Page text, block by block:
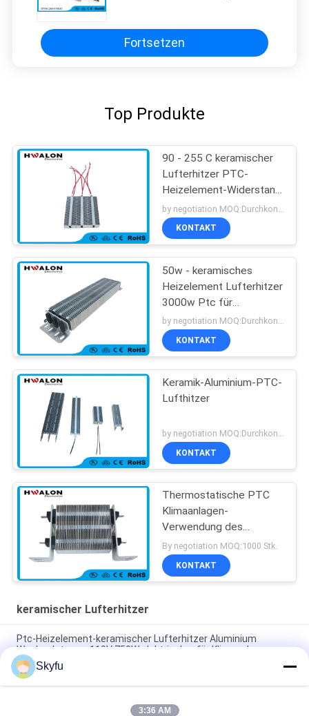
Fortsetzen
Top Produkte
90 - 255 C keramischer
Lufterhitzer PTC-
Heizelement-Widerstand
für Klimaanlage
KONTAKT
50w - keramisches
Heizelement Lufterhitzer
3000w Ptc für
Handtrockner-Heizlüfterby negotiation MOQ:Durchkontaktierung
KONTAKT
Keramik-Aluminium-PTC-
Lufthitzer
by negotiation MOQ:Durchkontaktierung
KONTAKT
Thermostatische PTC
Klimaanlagen-
Verwendung des
elektrische Heizungs-
Ventilator-Heizelement-
380V
By negotiation MOQ:1000 Stk.
KONTAKT
keramischer Lufterhitzer
Ptc-Heizelement-keramischer Lufterhitzer Aluminium
Wechselstroms 110V 750W elektrischer für Klimaanlage
Leistungsfähiger keramischer Lufterhitzer PTC für
Duscheinschließungs-Heizungs-/Küchen-Wärmer-Heizung
Skyfu
3:36 AM